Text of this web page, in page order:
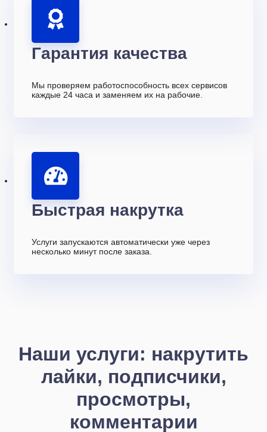
Гарантия качества
Мы проверяем работоспособность всех сервисов
каждые 24 часа и заменяем их на рабочие.
Быстрая накрутка
Услуги запускаются автоматически уже через
несколько минут после заказа.
Наши услуги: накрутить
лайки, подписчики,
просмотры,
комментарии